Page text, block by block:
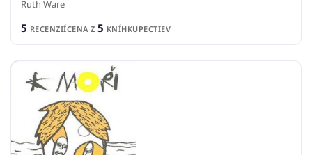
Ruth Ware
5 RECENZIÍCENA Z 5 KNÍHKUPECTIEV